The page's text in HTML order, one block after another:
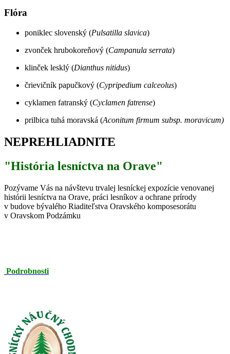
Flóra
poniklec slovenský (Pulsatilla slavica)
zvonček hrubokoreňový (Campanula serrata)
klinček lesklý (Dianthus nitidus)
črievičník papučkový (Cypripedium calceolus)
cyklamen fatranský (Cyclamen fatrense)
prilbica tuhá moravská (Aconitum firmum subsp. moravicum)
NEPREHLIADNITE
"História lesníctva na Orave"
Pozývame Vás na návštevu trvalej lesníckej expozície venovanej
histórii lesníctva na Orave, práci lesníkov a ochrane prírody
v budove bývalého Riaditeľstva Oravského komposesorátu
v Oravskom Podzámku
Podrobnosti